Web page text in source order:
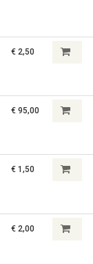
€ 2,50
€ 95,00
€ 1,50
€ 2,00